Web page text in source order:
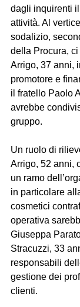
dagli inquirenti il
attività. Al
sodalizio,
della Procura,
Arrigo, 37 anni,
promotore e
il fratello Paolo
avrebbe
gruppo.
Un ruolo di
Arrigo, 52 anni,
un ramo
in particolare
cosmetici
operativa
Giuseppa
Stracuzzi, 33
responsabili
gestione dei
clienti.